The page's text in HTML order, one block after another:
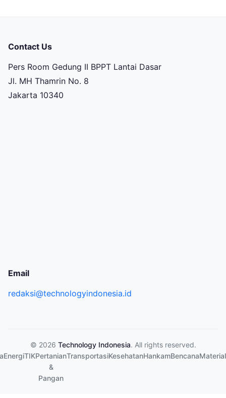
Contact Us
Pers Room Gedung II BPPT Lantai Dasar
Jl. MH Thamrin No. 8
Jakarta 10340
Email
redaksi@technologyindonesia.id
© 2026 Technology Indonesia. All rights reserved.
EnergiTIKPertanian
&
Pangan
TransportasiKesehatanHankamBencanaMaterial